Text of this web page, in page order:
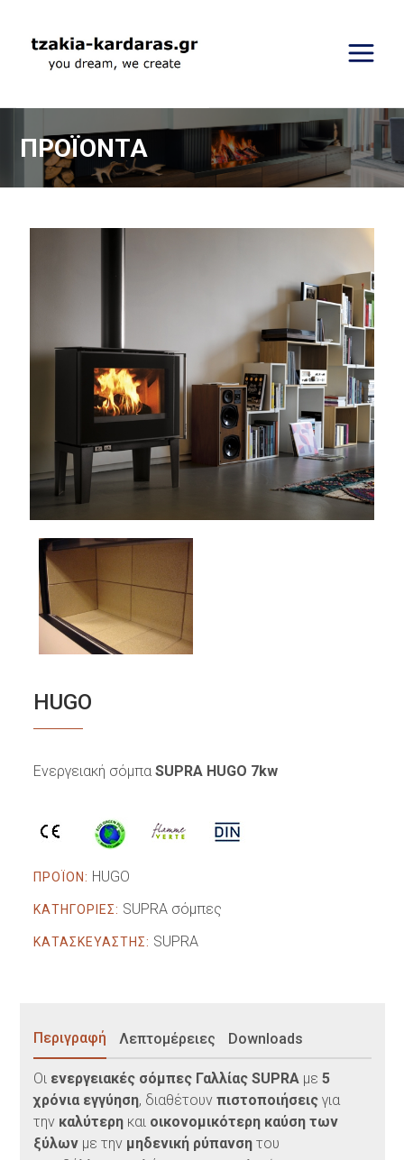
ΠΡΟΪΟΝΤΑ
HUGO
Ενεργειακή σόμπαSUPRA HUGO 7kw
ΠΡΟΪΟΝ: HUGO
ΚΑΤΗΓΟΡΙΕΣ: SUPRA σόμπες
ΚΑΤΑΣΚΕΥΑΣΤΗΣ: SUPRA
Περιγραφή Λεπτομέρειες Downloads
Οι ενεργειακές σόμπες Γαλλίας SUPRA με5
χρόνια εγγύηση, διαθέτουνπιστοποιήσεις για
την καλύτερη και οικονομικότερη καύση των
ξύλων με την μηδενική ρύπανση του